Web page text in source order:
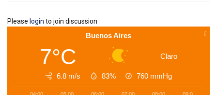
Please login to join discussion
Buenos Aires
7°C Claro
6.8 m/s 83% 760 mmHg